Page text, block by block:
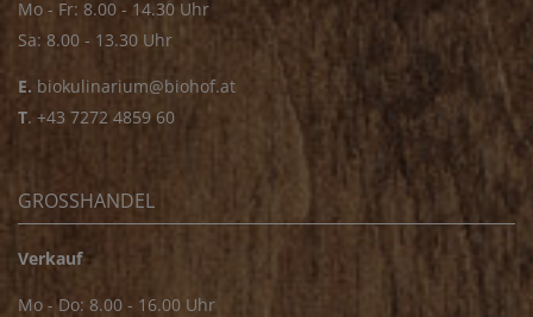
Mo - Fr: 8.00 - 14.30 Uhr
Sa: 8.00 - 13.30 Uhr
E. biokulinarium@biohof.at
T. +43 7272 4859 60
GROSSHANDEL
Verkauf
Mo - Do: 8.00 - 16.00 Uhr